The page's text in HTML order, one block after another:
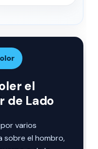
el
de Lado
varios
sobre el hombro,